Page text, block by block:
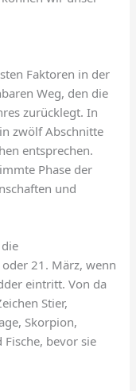
Faktoren in der
Weg, den die
zurücklegt. In
zwölf Abschnitte
entsprechen.
Phase der
und
21. März, wenn
eintritt. Von da
Stier,
Skorpion,
Fische, bevor sie